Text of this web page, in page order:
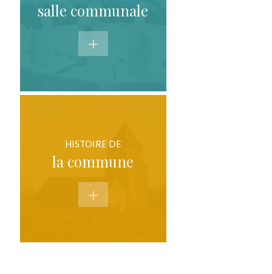
salle communale
HISTOIRE DE
la commune